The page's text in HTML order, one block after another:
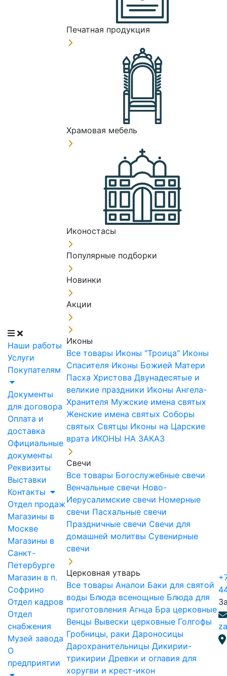
Наши работы
Услуги
Покупателям
Документы
для договора
Оплата и
доставка
Официальные
документы
Реквизиты
Выставки
Контакты
Отдел продаж
Магазины в
Москве
Магазины в
Санкт-
Петербурге
Магазин в п.
Софрино
Отдел кадров
Отдел
снабжения
Музей завода
О
предприятии
Печатная продукция
Храмовая мебель
Иконостасы
Популярные подборки
Новинки
Акции
Иконы
Все товары Иконы "Троица" Иконы
Спасителя Иконы Божией Матери
Пасха Христова Двунадесятые и
великие праздники Иконы Ангела-
Хранителя Мужские имена святых
Женские имена святых Соборы
святых Святцы Иконы на Царские
врата ИКОНЫ НА ЗАКАЗ
Свечи
Все товары Богослужебные свечи
Венчальные свечи Ново-
Иерусалимские свечи Номерные
свечи Пасхальные свечи
Праздничные свечи Свечи для
домашней молитвы Сувенирные
свечи
Церковная утварь
Все товары Аналои Баки для святой
воды Блюда всенощные Блюда для
приготовления Агнца Бра церковные
Венцы Вывески церковные Голгофы
Гробницы, раки Дароносицы
Дарохранительницы Дикирии-
трикирии Древки и оглавия для
хоругви и крест-икон